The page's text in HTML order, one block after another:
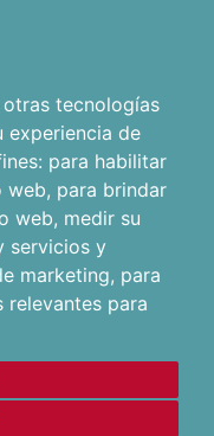
tecnologías
experiencia de
para habilitar
web, para brindar
web, medir su
servicios y
marketing, para
relevantes para